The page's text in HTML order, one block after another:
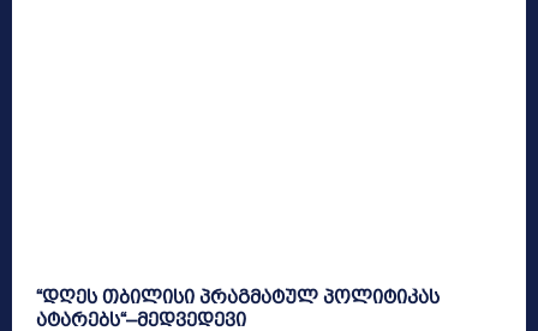
“დღეს თბილისი პრაგმატულ პოლიტიკას
ატარებს“–მედვედევი